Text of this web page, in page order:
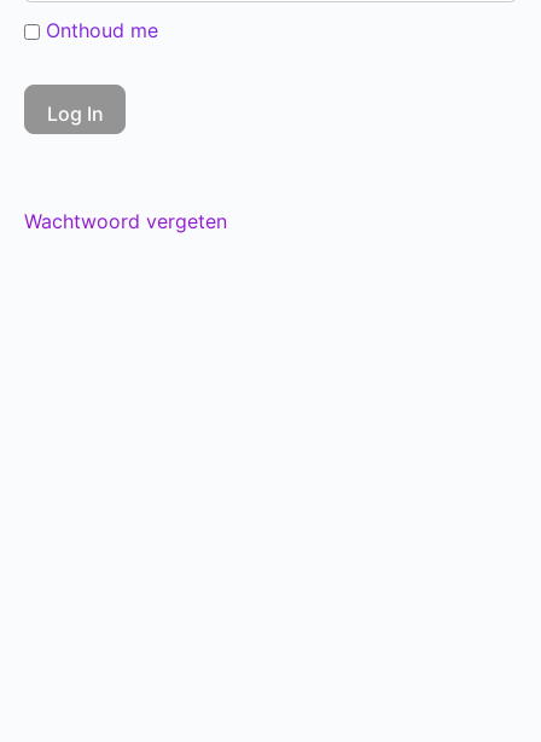
Onthoud me
Wachtwoord vergeten